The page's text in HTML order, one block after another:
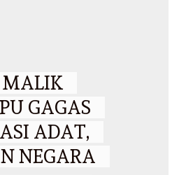
GAGAS
ADAT,
NEGARA